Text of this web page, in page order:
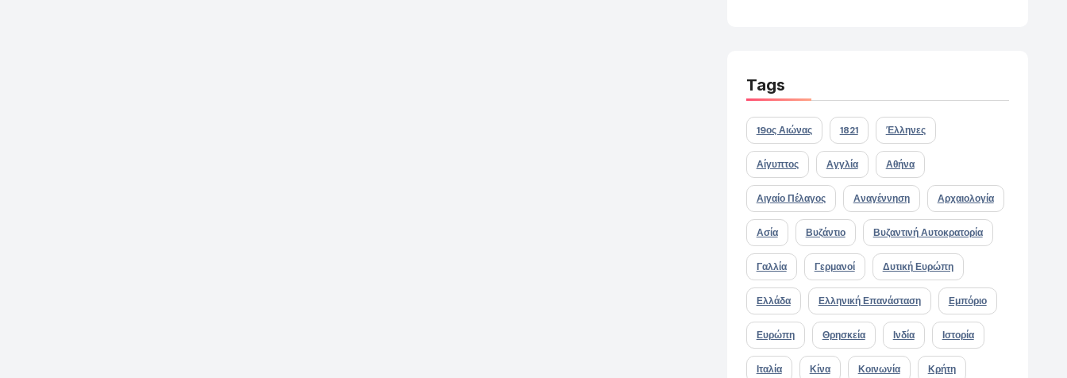
Tags
19ος Αιώνας 1821 Έλληνες
Αίγυπτος Αγγλία Αθήνα
Αιγαίο Πέλαγος Αναγέννηση Αρχαιολογία
Ασία Βυζάντιο Βυζαντινή Αυτοκρατορία
Γαλλία Γερμανοί Δυτική Ευρώπη
Ελλάδα Ελληνική Επανάσταση Εμπόριο
Ευρώπη Θρησκεία Ινδία Ιστορία
Ιταλία Κίνα Κοινωνία Κρήτη